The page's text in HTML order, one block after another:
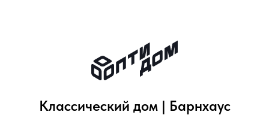
Классический дом| Барнхаус